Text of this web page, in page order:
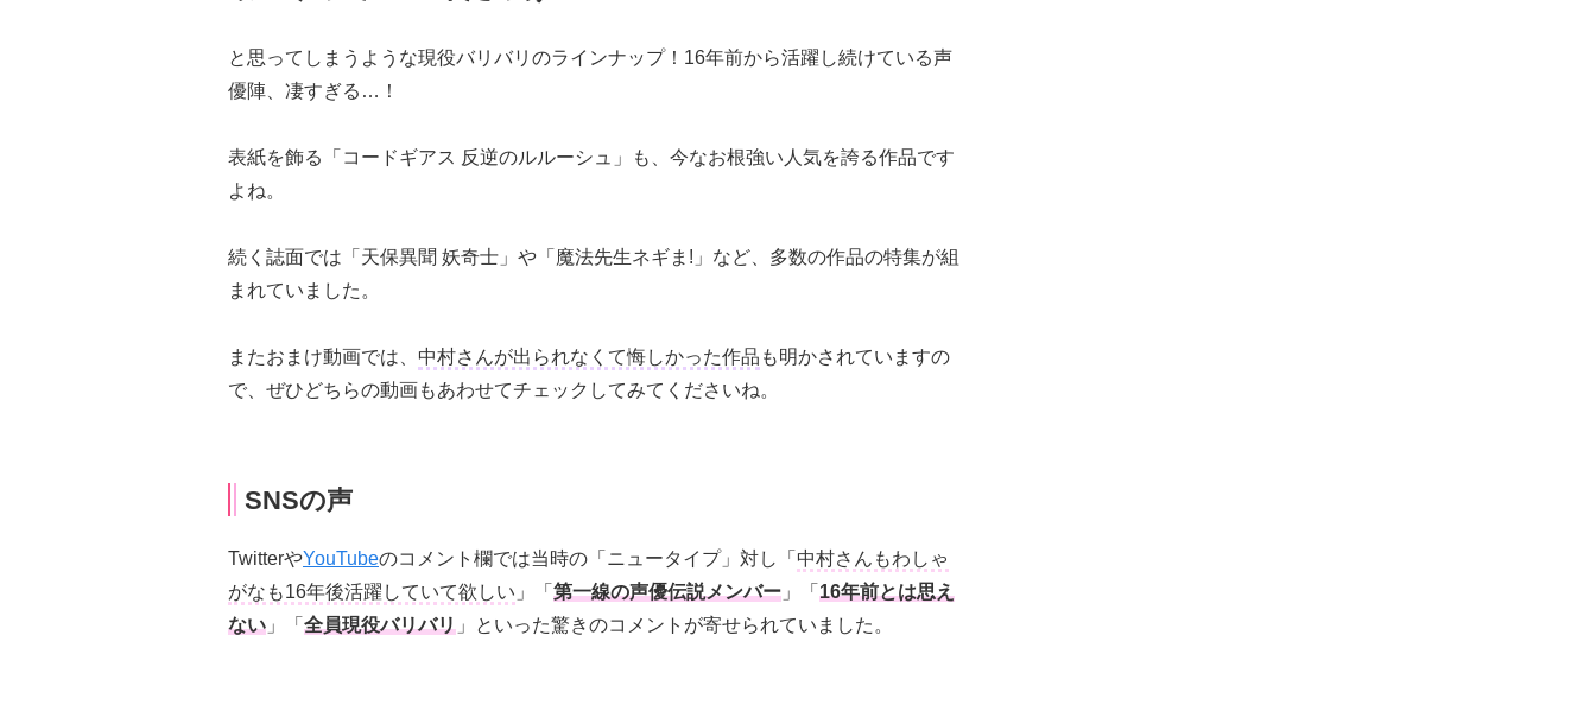
と思ってしまうような現役バリバリのラインナップ！16年前から活躍し続けている声
優陣、凄すぎる…！
表紙を飾る「コードギアス 反逆のルルーシュ」も、今なお根強い人気を誇る作品です
よね。
続く誌面では「天保異聞 妖奇士」や「魔法先生ネギま!」など、多数の作品の特集が組
まれていました。
またおまけ動画では、 中村さんが出られなくて悔しかった作品 も明かされていますの
で、ぜひどちらの動画もあわせてチェックしてみてくださいね。
SNSの声
TwitterやYouTubeのコメント欄では当時の「ニュータイプ」対し「 中村さんもわしゃ
がなも16年後活躍していて欲しい 」「 第一線の声優伝説メンバー 」「 16年前とは思え
ない 」「 全員現役バリバリ 」といった驚きのコメントが寄せられていました。